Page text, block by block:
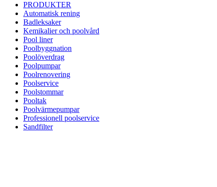
PRODUKTER
Automatisk rening
Badleksaker
Kemikalier och poolvård
Pool liner
Poolbyggnation
Poolöverdrag
Poolpumpar
Poolrenovering
Poolservice
Poolstommar
Pooltak
Poolvärmepumpar
Professionell poolservice
Sandfilter